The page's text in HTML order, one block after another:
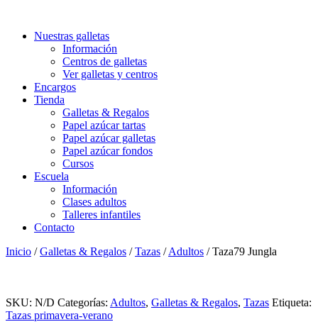
Nuestras galletas
Información
Centros de galletas
Ver galletas y centros
Encargos
Tienda
Galletas & Regalos
Papel azúcar tartas
Papel azúcar galletas
Papel azúcar fondos
Cursos
Escuela
Información
Clases adultos
Talleres infantiles
Contacto
Inicio /Galletas & Regalos /Tazas /Adultos / Taza79 Jungla
SKU: N/D Categorías: Adultos, Galletas & Regalos, Tazas Etiqueta:
Tazas primavera-verano